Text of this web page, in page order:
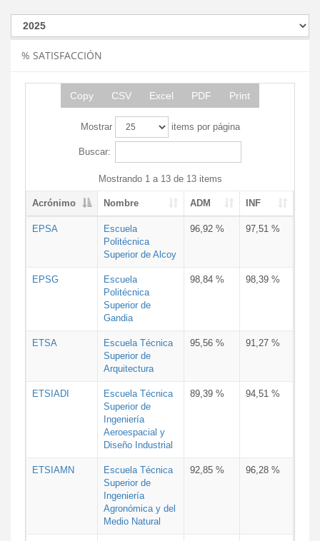
% SATISFACCIÓN
Copy CSV Excel PDF Print
Mostrar items por página
Buscar:
Mostrando 1 a 13 de 13 items
Acrónimo Nombre ADM INF
EPSA
Escuela
Politécnica
Superior de Alcoy
96,92 % 97,51 %
EPSG
Escuela
Politécnica
Superior de
Gandia
98,84 % 98,39 %
ETSA
Escuela Técnica
Superior de
Arquitectura
95,56 % 91,27 %
ETSIADI
Escuela Técnica
Superior de
Ingeniería
Aeroespacial y
Diseño Industrial
89,39 % 94,51 %
ETSIAMN
Escuela Técnica
Superior de
Ingeniería
Agronómica y del
Medio Natural
92,85 % 96,28 %